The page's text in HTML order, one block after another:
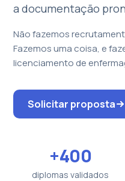
a documentação
Não fazemos
Fazemos uma coisa, e
licenciamento de
Solicitar proposta
+400
diplomas validados